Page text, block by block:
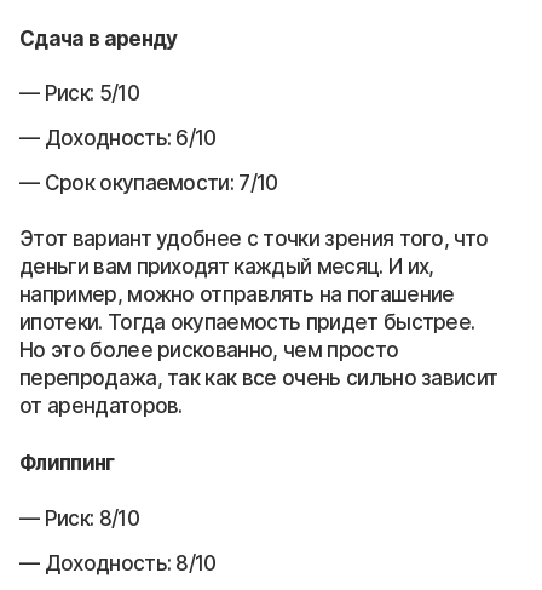
Сдача в аренду
Риск: 5/10
Доходность: 6/10
Срок окупаемости: 7/10
Этот вариант удобнее с точки зрения того, что
деньги вам приходят каждый месяц. И их,
например, можно отправлять на погашение
ипотеки. Тогда окупаемость придет быстрее.
Но это более рискованно, чем просто
перепродажа, так как все очень сильно зависит
от арендаторов.
Флиппинг
Риск: 8/10
Доходность: 8/10